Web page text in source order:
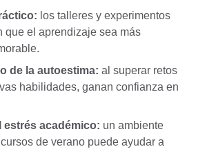
los talleres y experimentos
que el aprendizaje sea más
de la autoestima: al superar retos
habilidades, ganan confianza en
estrés académico: un ambiente
de verano puede ayudar a